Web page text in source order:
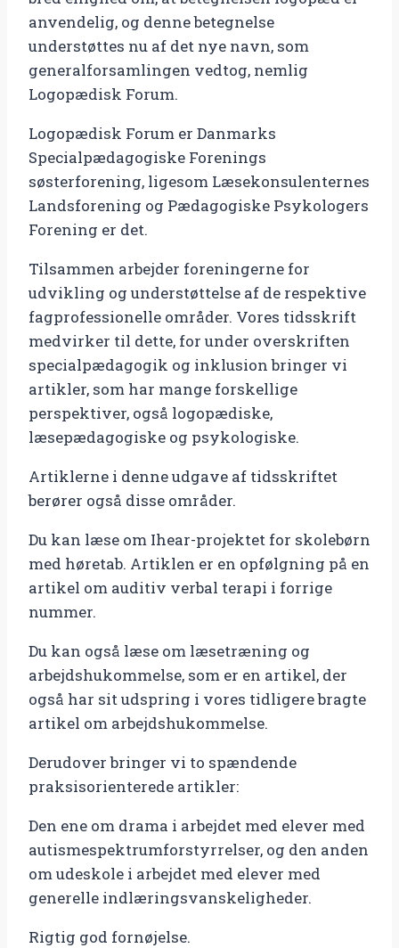
anvendelig, og denne betegnelse
understøttes nu af det nye navn, som
generalforsamlingen vedtog, nemlig
Logopædisk Forum.
Logopædisk Forum er Danmarks
Specialpædagogiske Forenings
søsterforening, ligesom Læsekonsulenternes
Landsforening og Pædagogiske Psykologers
Forening er det.
Tilsammen arbejder foreningerne for
udvikling og understøttelse af de respektive
fagprofessionelle områder. Vores tidsskrift
medvirker til dette, for under overskriften
specialpædagogik og inklusion bringer vi
artikler, som har mange forskellige
perspektiver, også logopædiske,
læsepædagogiske og psykologiske.
Artiklerne i denne udgave af tidsskriftet
berører også disse områder.
Du kan læse om Ihear-projektet for skolebørn
med høretab. Artiklen er en opfølgning på en
artikel om auditiv verbal terapi i forrige
nummer.
Du kan også læse om læsetræning og
arbejdshukommelse, som er en artikel, der
også har sit udspring i vores tidligere bragte
artikel om arbejdshukommelse.
Derudover bringer vi to spændende
praksisorienterede artikler:
Den ene om drama i arbejdet med elever med
autismespektrumforstyrrelser, og den anden
om udeskole i arbejdet med elever med
generelle indlæringsvanskeligheder.
Rigtig god fornøjelse.